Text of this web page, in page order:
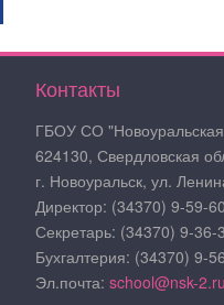
Контакты
ГБОУ СО
624130, Свердловская
г. Новоуральск, ул.
Директор: (34370) 9-59-60
Секретарь: (34370) 9-36-
Бухгалтерия: (34370) 9-
Эл.почта: school@nsk-2.ru